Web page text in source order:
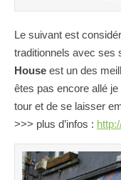
Le suivant est
traditionnels avec ses
House est un des
êtes pas encore allé je
tour et de se laisser
>>> plus d’infos :